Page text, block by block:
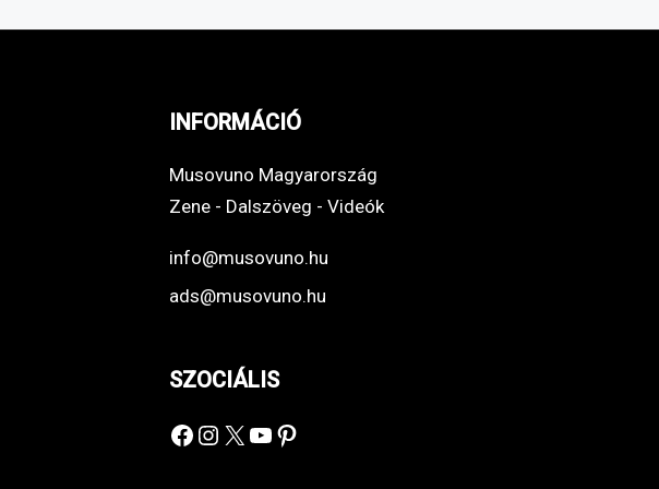
INFORMÁCIÓ
Musovuno Magyarország
Zene - Dalszöveg - Videók
info@musovuno.hu
ads@musovuno.hu
SZOCIÁLIS
Facebook
Instagram
X YouTube
Pinterest